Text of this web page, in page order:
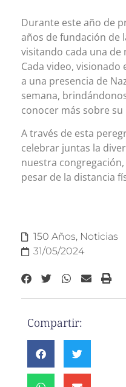
Durante este año de
años de fundación de
visitando cada una de
Cada video,
a una presencia de
semana,
conocer más sobre
A través de esta
celebrar juntas la
nuestra
pesar de la distancia
150 Años, Noticias
31/05/2024
Compartir: